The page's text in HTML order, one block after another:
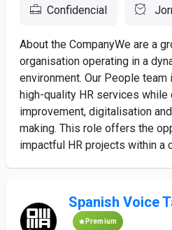
Confidencial
About the CompanyWe are a
organisation operating in a
environment. Our People
high-quality HR services while
improvement, digitalisation
making. This role offers the
impactful HR projects within a
Spanish Voice
Premium